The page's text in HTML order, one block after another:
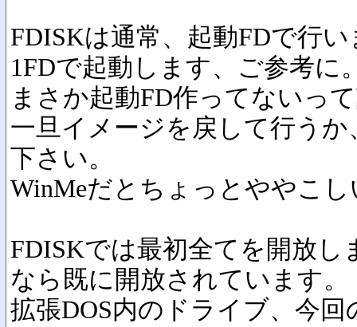
FDISKは通常、起動FDで行
1FDで起動します、ご参考に
まさか起動FD作ってないっ
一旦イメージを戻して行う
下さい。
WinMeだとちょっとややこ
FDISKでは最初全てを開放し
なら既に開放されています。
拡張DOS内のドライブ、今